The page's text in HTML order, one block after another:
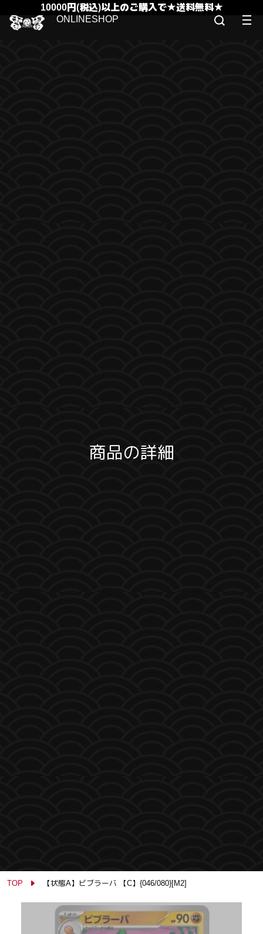
10000円(税込)以上のご購入で★送料無料★
商品の詳細
TOP 【状態A】ビブラーバ 【C】{046/080}[M2]
ONLINESHOP